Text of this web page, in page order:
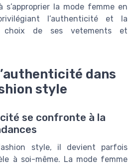
la mode femme en
l’authenticité et la
de ses vetements et
dans
style
se confronte à la
style, il devient parfois
à soi-même. La mode femme